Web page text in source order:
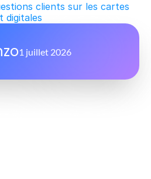
clients sur les cartes
digitales
1 juillet 2026